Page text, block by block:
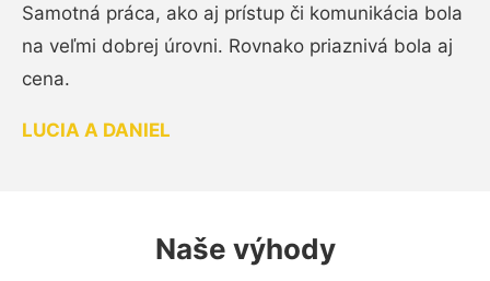
Samotná práca, ako aj prístup či komunikácia bola
na veľmi dobrej úrovni. Rovnako priaznivá bola aj
cena.
LUCIA A DANIEL
Naše výhody